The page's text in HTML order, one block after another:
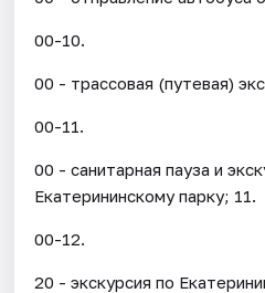
00-10.
00 - трассовая (путевая)
00-11.
00 - санитарная пауза и
Екатерининскому парку; 11.
00-12.
20 - экскурсия по